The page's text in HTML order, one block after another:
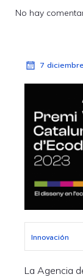
No hay
7
Innovación
La Agencia